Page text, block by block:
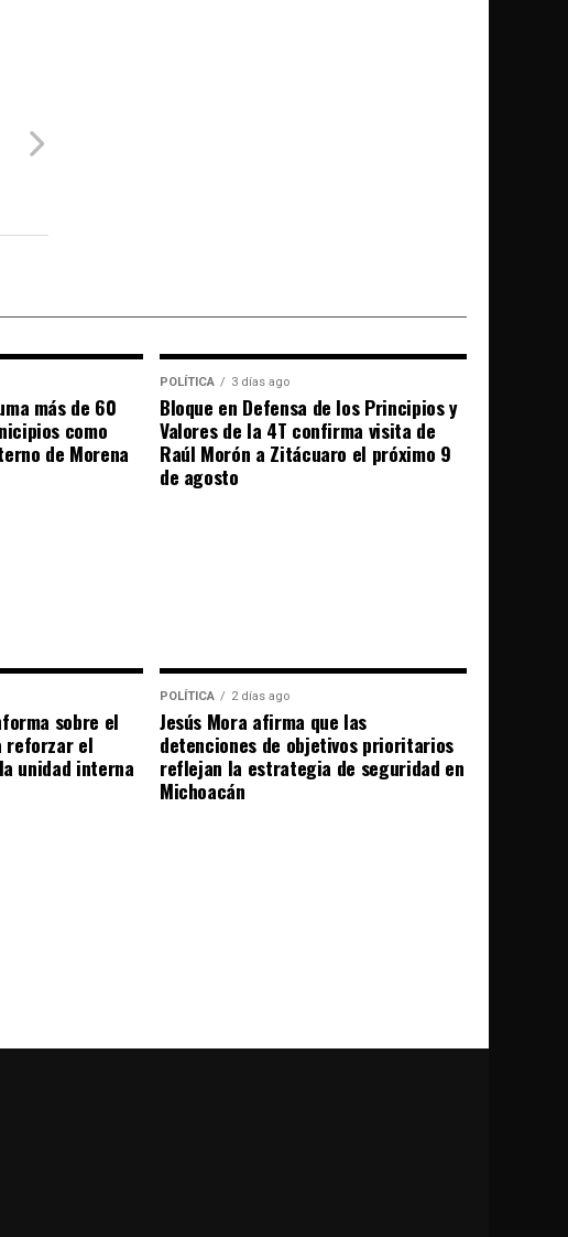
más de 60
como
de Morena
POLÍTICA 3 días ago
Bloque en Defensa de los Principios y
Valores de la 4T confirma visita de
Raúl Morón a Zitácuaro el próximo 9
de agosto
sobre el
reforzar el
unidad interna
POLÍTICA 2 días ago
Jesús Mora afirma que las
detenciones de objetivos prioritarios
reflejan la estrategia de seguridad en
Michoacán